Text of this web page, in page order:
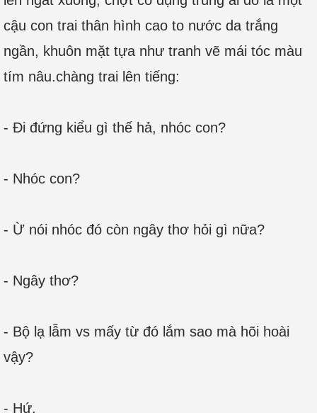
cậu con trai thân hình cao to nước da trắng
ngần, khuôn mặt tựa như tranh vẽ mái tóc màu
tím nâu.chàng trai lên tiếng:
- Đi đứng kiểu gì thế hả, nhóc con?
- Nhóc con?
- Ừ nói nhóc đó còn ngây thơ hỏi gì nữa?
- Ngây thơ?
- Bộ lạ lẫm vs mấy từ đó lắm sao mà hõi hoài
vậy?
- Hứ.